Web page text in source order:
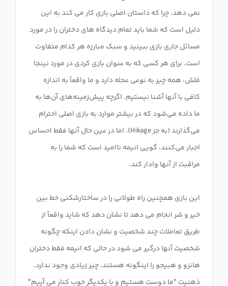
نمی دهد، چرا که داستان اصلی بازی کار می کند به این
دلیل است که شما باید تمام دیدگاه های دختران را در مورد
مسائل جاری بازی ببینید و سبک مبارزه هر کدام متفاوت
است. برای هر کسی که به عنوان بازی کردی در مورد نینجا
فلش، همه چیز به نوعی عجله دارد و ما واقعاً به اندازه
کافی با آنها آشنا نیستیم. اگرچه پیش‌زمینه‌های آن‌ها به
ما داده می‌شود که در بیشتر موارد به بازی اصلی احترام
می‌گذارند (به جز Hikage)، اما در عین حال آنها فقط احساس
اجبار می‌کنند، گویی انیمه ناامید است که شما را به
این بازی همچنین راه طولانی را در ساختارشکنی خط بین
خیر و شر انجام می دهد تا نشان دهد که شاید واقعاً از
طریق تعاملات چند شخصیت و نشان دادن اینکه چگونه
شخصیت آنها درگیر می شود در حالی که انیمه فقط دختران
هانزو و هبیجو را اینگونه هستند، چیز زیادی وجود ندارد.
ذهنیت "ما دوست هستیم و با یکدیگر خوب کنار می آییم"